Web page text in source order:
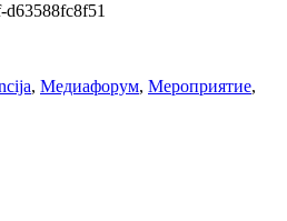
, Медиафорум, Мероприятие,